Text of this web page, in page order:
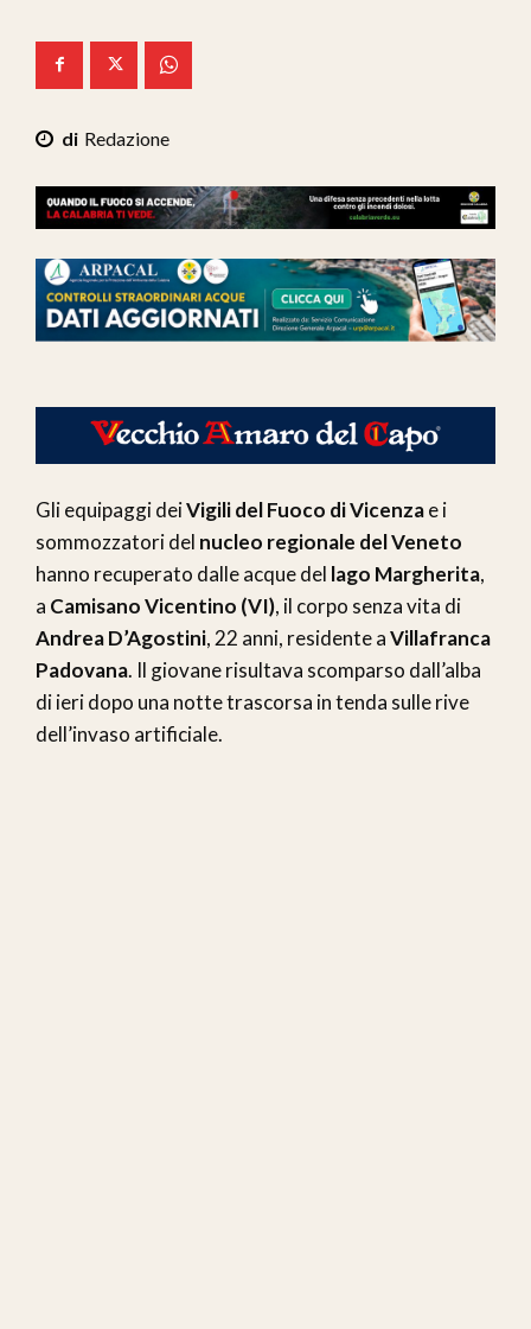
We Calabria
Redazione
Gli equipaggi deiVigili del Fuoco di Vicenzae i
sommozzatori del nucleo regionale del Veneto
hanno recuperato dalle acque del lago Margherita,
a Camisano Vicentino (VI), il corpo senza vita di
Andrea D’Agostini, 22 anni, residente aVillafranca
Padovana. Il giovane risultava scomparso dall’alba
di ieri dopo una notte trascorsa in tenda sulle rive
dell’invaso artificiale.